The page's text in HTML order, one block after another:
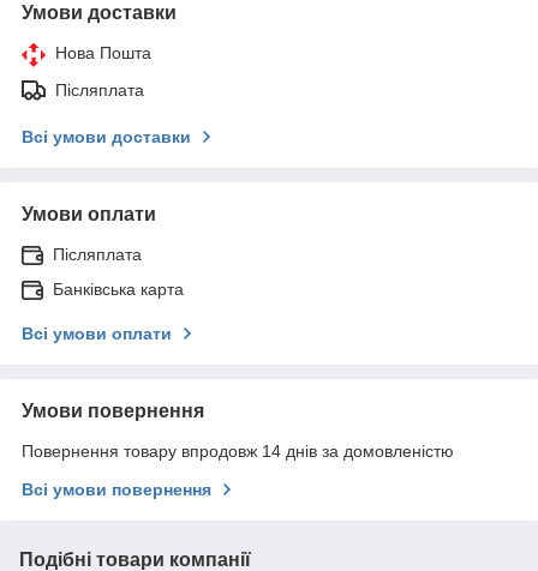
Умови доставки
Нова Пошта
Післяплата
Всі умови доставки
Умови оплати
Післяплата
Банківська карта
Всі умови оплати
Умови повернення
Повернення товару впродовж 14 днів за домовленістю
Всі умови повернення
Подібні товари компанії